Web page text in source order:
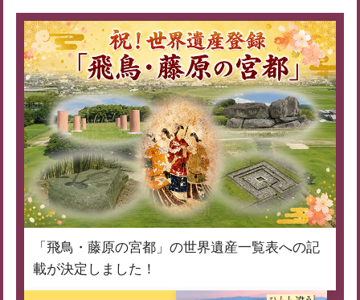
「飛鳥・藤原の宮都」の世界遺産一覧表への記
載が決定しました！